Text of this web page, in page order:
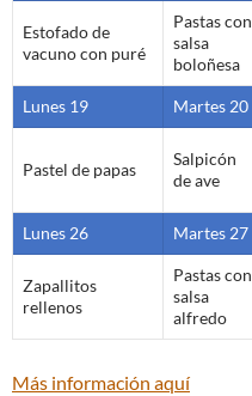
Estofado de
vacuno con puré
Pastas con
salsa
boloñesa
Lunes 19 Martes 20
Pastel de papas
Salpicón
de ave
Lunes 26 Martes 27
Zapallitos
rellenos
Pastas con
salsa
alfredo
Más información aquí